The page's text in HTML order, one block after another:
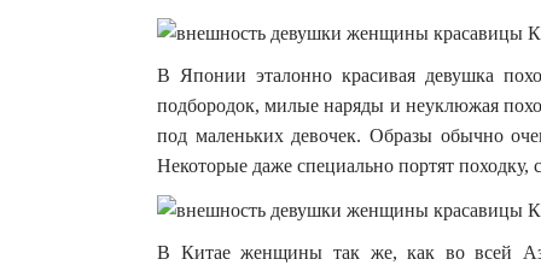
В Японии эталонно красивая девушка
подбородок, милые наряды и неуклюжая
под маленьких девочек. Образы обычно
Некоторые даже специально портят походку,
В Китае женщины так же, как во всей